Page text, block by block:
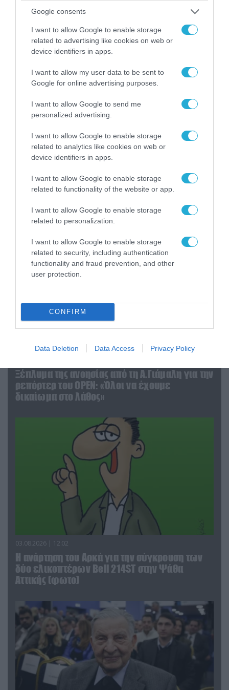
Google consents
I want to allow Google to enable storage
related to advertising like cookies on web or
device identifiers in apps.
I want to allow my user data to be sent to
Google for online advertising purposes.
I want to allow Google to send me
personalized advertising.
I want to allow Google to enable storage
related to analytics like cookies on web or
device identifiers in apps.
I want to allow Google to enable storage
related to functionality of the website or app.
I want to allow Google to enable storage
related to personalization.
I want to allow Google to enable storage
related to security, including authentication
functionality and fraud prevention, and other
user protection.
CONFIRM
Data Deletion Data Access Privacy Policy
Η ανακοίνωση του Πανελλήνιου Σωματείου
Πυροσβεστών για την δημοσιογράφο του OPEN
που γέλασε στη φωτιά
04.08.2026 | 12:02
O διευθυντής του OPEN προσπαθεί να τα
«μαζέψει» για τη δημοσιογράφο που γέλασε
σε ρεπορτάζ για τις φωτιές
Ξέπλυμα της ανοησίας από τη Α.Γιάμαλη για την
ρεπόρτερ του ΟΡΕΝ: «Όλοι να έχουμε
δικαίωμα στο λάθος»
03.08.2026 | 12:02
Η ανάρτηση του Αρκά για την σύγκρουση των
δύο ελικοπτέρων Bell 214ST στην Ψάθα
Αττικής (φωτο)